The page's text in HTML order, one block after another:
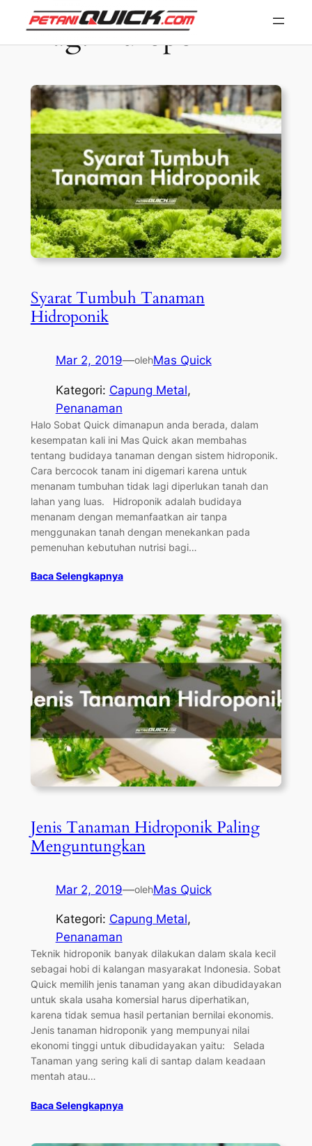
Tag:hidroponik
Syarat Tumbuh Tanaman
Hidroponik
Mar 2, 2019—olehMas Quick
Kategori: Capung Metal
Penanaman
Halo Sobat Quick dimanapun anda berada, dalam
kesempatan kali ini Mas Quick akan membahas
tentang budidaya tanaman dengan sistem hidroponik.
Cara bercocok tanam ini digemari karena untuk
menanam tumbuhan tidak lagi diperlukan tanah dan
lahan yang luas. Hidroponik adalah budidaya
menanam dengan memanfaatkan air tanpa
menggunakan tanah dengan menekankan pada
pemenuhan kebutuhan nutrisi bagi…
Baca Selengkapnya
Jenis Tanaman Hidroponik Paling
Menguntungkan
Mar 2, 2019—olehMas Quick
Kategori: Capung Metal
Penanaman
Teknik hidroponik banyak dilakukan dalam skala kecil
sebagai hobi di kalangan masyarakat Indonesia. Sobat
Quick memilih jenis tanaman yang akan dibudidayakan
untuk skala usaha komersial harus diperhatikan,
karena tidak semua hasil pertanian bernilai ekonomis.
Jenis tanaman hidroponik yang mempunyai nilai
ekonomi tinggi untuk dibudidayakan yaitu: Selada
Tanaman yang sering kali di santap dalam keadaan
mentah atau…
Baca Selengkapnya